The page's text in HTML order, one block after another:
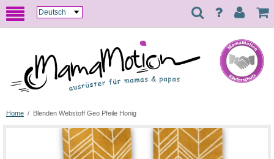
Home / Blenden Webstoff Geo Pfeile Honig